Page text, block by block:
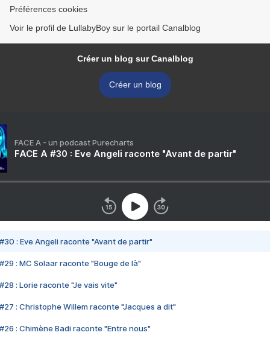
Préférences cookies
Voir le profil de LullabyBoy sur le portail Canalblog
Créer un blog sur Canalblog
Créer un blog
FACE A - un podcast Purecharts
FACE A #30 : Eve Angeli raconte "Avant de partir"
#30 : Eve Angeli raconte "Avant de partir"
#29 : MC Solaar raconte "Bouge de là"
#28 : Lorie raconte "Je vais vite"
#27 : Christophe Willem raconte "Jacques a dit"
#26 : Chimène Badi raconte "Entre nous"